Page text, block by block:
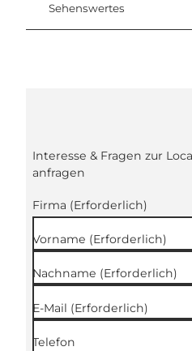
Sehenswertes
Interesse & Fragen zur
anfragen
Firma (Erforderlich)
Vorname (Erforderlich)
Nachname (Erforderlich)
E-Mail (Erforderlich)
Telefon